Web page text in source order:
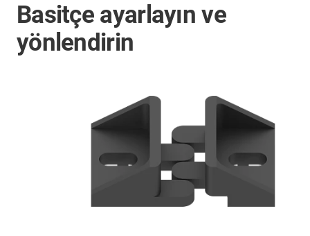
Basitçe ayarlayın ve
yönlendirin